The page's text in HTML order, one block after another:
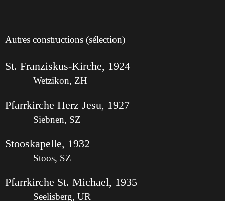
Autres constructions (sélection)
St. Franziskus-Kirche, 1924
Wetzikon, ZH
Pfarrkirche Herz Jesu, 1927
Siebnen, SZ
Stooskapelle, 1932
Stoos, SZ
Pfarrkirche St. Michael, 1935
Seelisberg, UR